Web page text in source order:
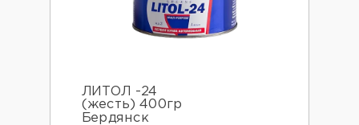
ЛИТОЛ -24
(жесть) 400гр
Бердянск